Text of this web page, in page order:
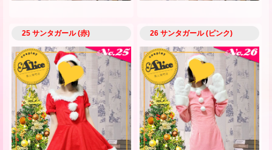
25 サンタガール (赤) 26 サンタガール (ピンク)